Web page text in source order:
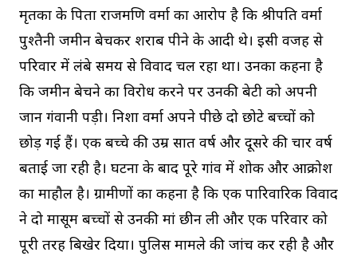
मृतका के पिता राजमणि वर्मा का आरोप है कि श्रीपति वर्मा
पुश्तैनी जमीन बेचकर शराब पीने के आदी थे। इसी वजह से
परिवार में लंबे समय से विवाद चल रहा था। उनका कहना है
कि जमीन बेचने का विरोध करने पर उनकी बेटी को अपनी
जान गंवानी पड़ी। निशा वर्मा अपने पीछे दो छोटे बच्चों को
छोड़ गई हैं। एक बच्चे की उम्र सात वर्ष और दूसरे की चार वर्ष
बताई जा रही है। घटना के बाद पूरे गांव में शोक और आक्रोश
का माहौल है। ग्रामीणों का कहना है कि एक पारिवारिक विवाद
ने दो मासूम बच्चों से उनकी मां छीन ली और एक परिवार को
पूरी तरह बिखेर दिया। पुलिस मामले की जांच कर रही है और